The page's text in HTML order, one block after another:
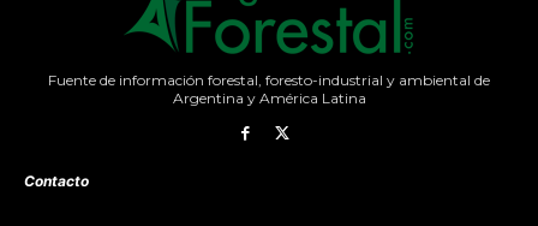
Fuente de información forestal, foresto-industrial y ambiental de
Argentina y América Latina
Contacto